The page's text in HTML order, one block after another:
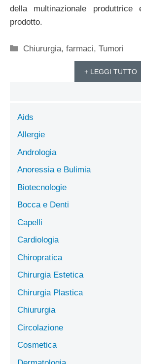
della multinazionale produttrice
prodotto.
Categorie
Chiururgia,farmaci,Tumori
+ LEGGI TUTTO
Aids
Allergie
Andrologia
Anoressia e Bulimia
Biotecnologie
Bocca e Denti
Capelli
Cardiologia
Chiropratica
Chirurgia Estetica
Chirurgia Plastica
Chiururgia
Circolazione
Cosmetica